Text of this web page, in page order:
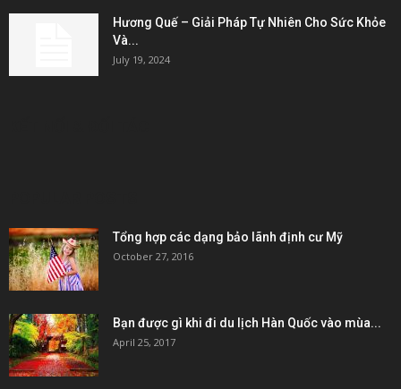
Hương Quế – Giải Pháp Tự Nhiên Cho Sức Khỏe
Và...
July 19, 2024
Tổng hợp các dạng bảo lãnh định cư Mỹ
October 27, 2016
Bạn được gì khi đi du lịch Hàn Quốc vào mùa...
April 25, 2017